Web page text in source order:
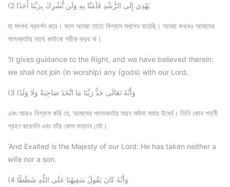
(2 يَهْدِي إِلَى الرُّشْدِ فَآمَنَّا بِهِ وَلَن نُّشْرِكَ بِرَبِّنَا أَحَدًا
যা সৎপথ প্রদর্শন করে। ফলে আমরা তাতে বিশ্বাস স্থাপন করেছি। আমরা কখনও আমাদের
পালনকর্তার সাথে কাউকে শরীক করব না।
‘It gives guidance to the Right, and we have believed therein:
we shall not join (in worship) any (gods) with our Lord.
(3 وَأَنَّهُ تَعَالَى جَدُّ رَبِّنَا مَا اتَّخَذَ صَاحِبَةً وَلَا وَلَدًا
এবং আরও বিশ্বাস করি যে, আমাদের পালনকর্তার মহান মর্যাদা সবার উর্ধ্বে। তিনি কোন পত্নী
গ্রহণ করেননি এবং তাঁর কোন সন্তান নেই।
‘And Exalted is the Majesty of our Lord: He has taken neither a
wife nor a son.
(4 وَأَنَّهُ كَانَ يَقُولُ سَفِيهُنَا عَلَى اللَّهِ شَطَطًا